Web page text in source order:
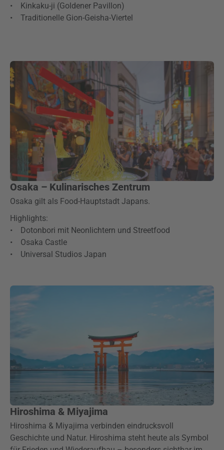
• Kinkaku-ji (Goldener Pavillon)
• Traditionelle Gion-Geisha-Viertel
Osaka – Kulinarisches Zentrum
Osaka gilt als Food-Hauptstadt Japans.
Highlights:
• Dotonbori mit Neonlichtern und Streetfood
• Osaka Castle
• Universal Studios Japan
Hiroshima & Miyajima
Hiroshima & Miyajima verbinden eindrucksvoll
Geschichte und Natur. Hiroshima steht heute als Symbol